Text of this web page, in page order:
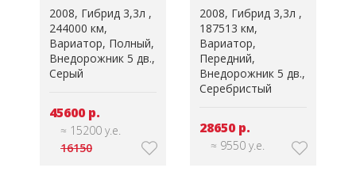
2008 Гибрид 3,3л
244000 км
Вариатор Полный
Внедорожник 5 дв.
Серый
45600 р.
≈ 15200 у.е.
16150
2008 Гибрид 3,3л
187513 км
Вариатор
Передний
Внедорожник 5 дв.
Серебристый
28650 р.
≈ 9550 у.е.